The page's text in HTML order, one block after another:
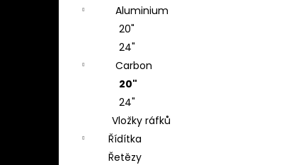
Aluminium
20"
24"
Carbon
20"
24"
Vložky ráfků
Řídítka
Řetězy